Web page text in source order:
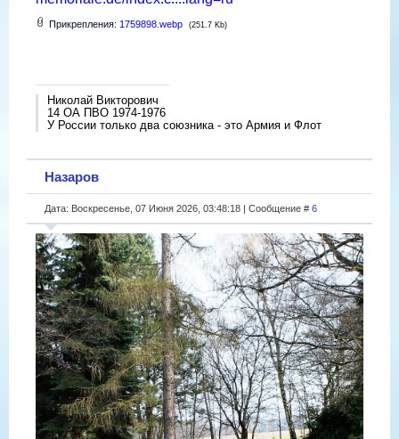
Прикрепления: 1759898.webp (251.7 Kb)
Николай Викторович
14 ОА ПВО 1974-1976
У России только два союзника - это Армия и Флот
Назаров
Дата: Воскресенье, 07 Июня 2026, 03:48:18 | Сообщение # 6